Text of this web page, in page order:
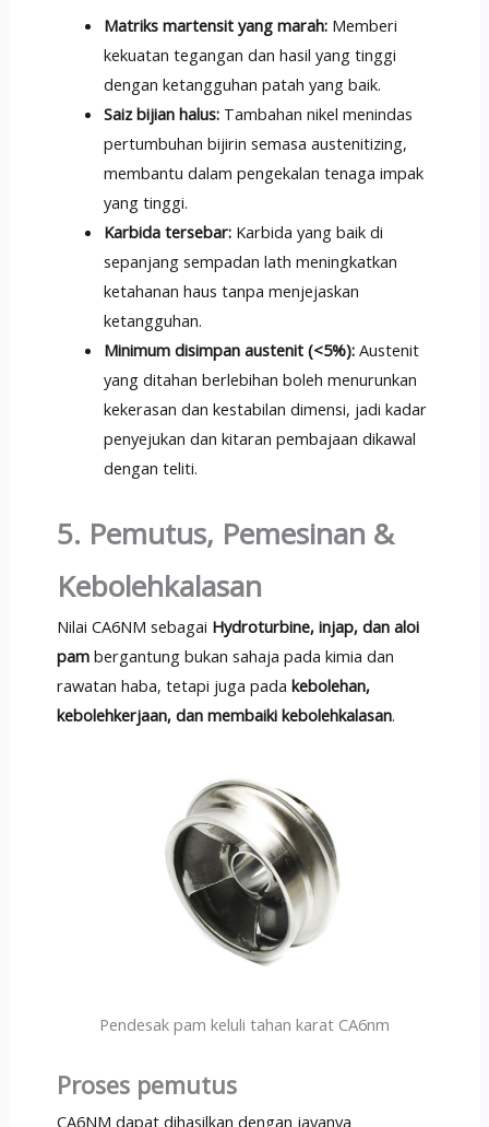
Matriks martensit yang marah: Memberi
kekuatan tegangan dan hasil yang tinggi
dengan ketangguhan patah yang baik.
Saiz bijian halus: Tambahan nikel menindas
pertumbuhan bijirin semasa austenitizing,
membantu dalam pengekalan tenaga impak
yang tinggi.
Karbida tersebar: Karbida yang baik di
sepanjang sempadan lath meningkatkan
ketahanan haus tanpa menjejaskan
ketangguhan.
Minimum disimpan austenit (<5%): Austenit
yang ditahan berlebihan boleh menurunkan
kekerasan dan kestabilan dimensi, jadi kadar
penyejukan dan kitaran pembajaan dikawal
dengan teliti.
5. Pemutus, Pemesinan &
Kebolehkalasan
Nilai CA6NM sebagai Hydroturbine, injap, dan aloi
pambergantung bukan sahaja pada kimia dan
rawatan haba, tetapi juga pada kebolehan,
kebolehkerjaan, dan membaiki kebolehkalasan.
Pendesak pam keluli tahan karat CA6nm
Proses pemutus
CA6NM dapat dihasilkan dengan jayanya